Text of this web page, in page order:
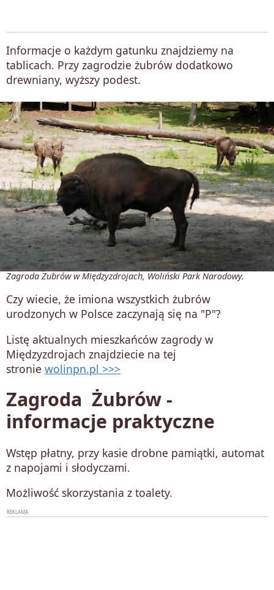
Informacje o każdym gatunku znajdziemy na
tablicach. Przy zagrodzie żubrów dodatkowo
drewniany, wyższy podest.
Zagroda Żubrów w Międzyzdrojach, Woliński Park Narodowy.
Czy wiecie, że imiona wszystkich żubrów
urodzonych w Polsce zaczynają się na "P"?
Listę aktualnych mieszkańców zagrody w
Międzyzdrojach znajdziecie na tej
stronie wolinpn.pl >>>
Zagroda Żubrów -
informacje praktyczne
Wstęp płatny, przy kasie drobne pamiątki, automat
z napojami i słodyczami.
Możliwość skorzystania z toalety.